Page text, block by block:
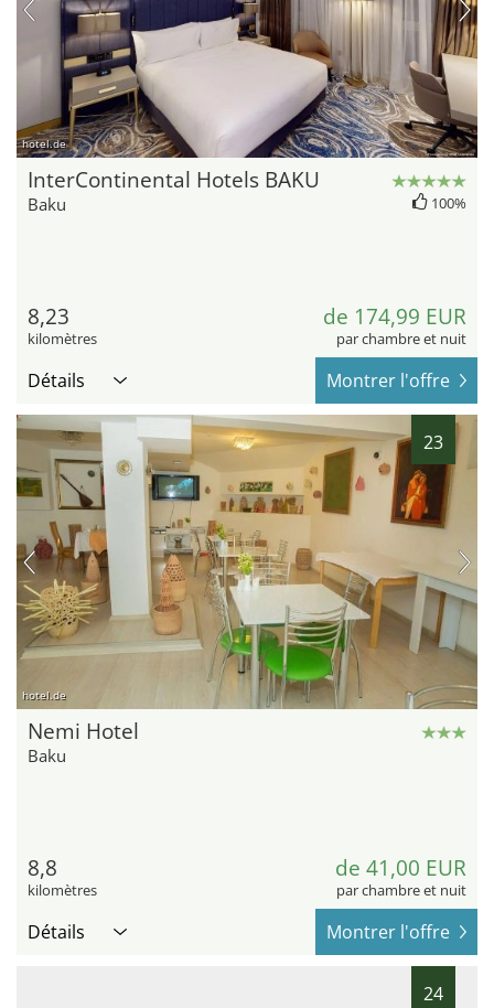
hotel.de
InterContinental Hotels BAKU
Baku 100%
8,23
kilomètres
de 174,99 EUR
par chambre et nuit
Détails Montrer l'offre
23
hotel.de
Nemi Hotel
Baku
8,8
kilomètres
de 41,00 EUR
par chambre et nuit
Détails Montrer l'offre
24